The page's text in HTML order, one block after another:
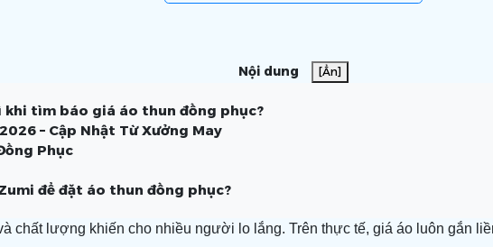
Nội dung [Ẩn]
tìm báo giá áo thun đồng phục?
– Cập Nhật Từ Xưởng May
Phục
để đặt áo thun đồng phục?
chất lượng khiến cho nhiều người lo lắng. Trên thực tế, giá áo luôn gắn